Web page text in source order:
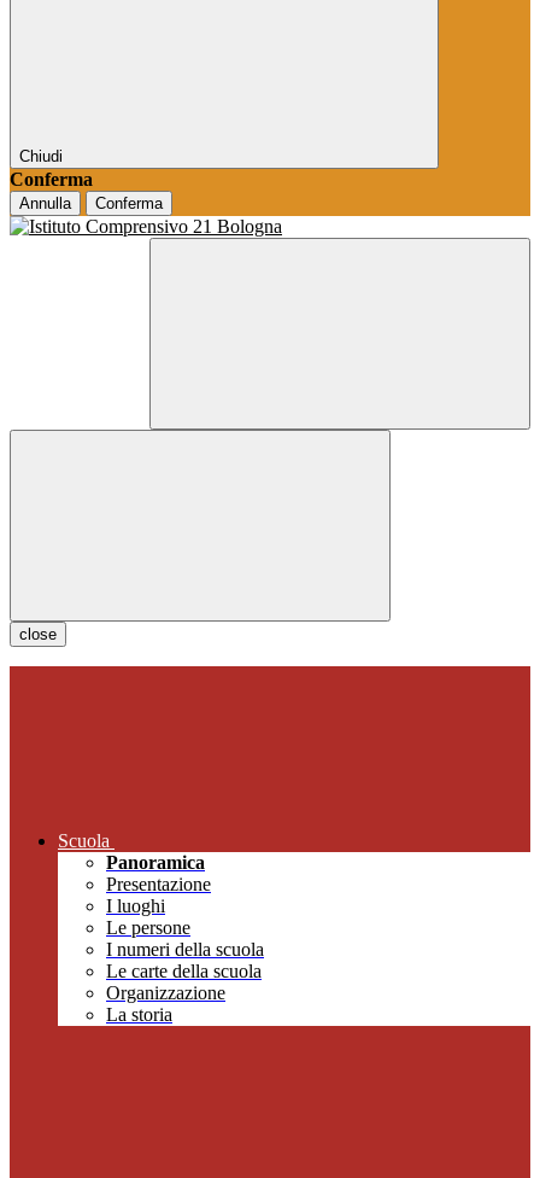
Chiudi
Conferma
Annulla Conferma
close
Scuola
Panoramica
Presentazione
I luoghi
Le persone
I numeri della scuola
Le carte della scuola
Organizzazione
La storia